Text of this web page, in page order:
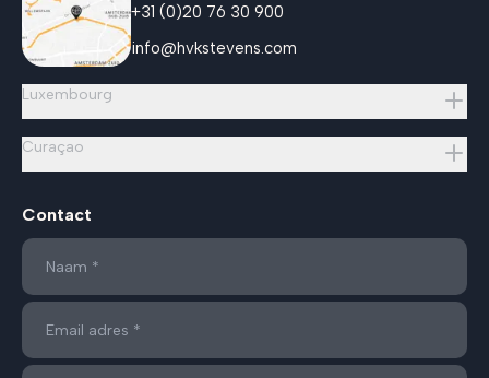
+31 (0)20 76 30 900
info@hvkstevens.com
Luxembourg
Curaçao
Contact